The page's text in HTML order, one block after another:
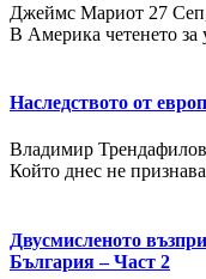
Джеймс Мариот 27
В Америка четенето за
Наследството от
Владимир Трендафилов
Който днес не
Двусмисленото
България – Част 2